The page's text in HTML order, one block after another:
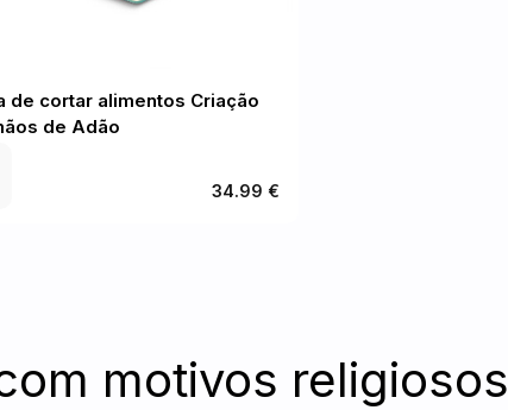
de cortar alimentos Criação
de Adão
34.99 €
motivos religiosos